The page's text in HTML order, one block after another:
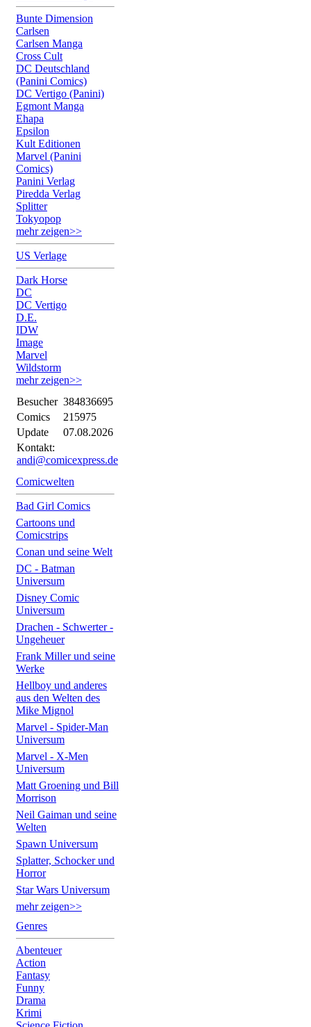
Bunte Dimension
Carlsen
Carlsen Manga
Cross Cult
DC Deutschland
(Panini Comics)
DC Vertigo (Panini)
Egmont Manga
Ehapa
Epsilon
Kult Editionen
Marvel (Panini
Comics)
Panini Verlag
Piredda Verlag
Splitter
Tokyopop
mehr zeigen>>
US Verlage
Dark Horse
DC
DC Vertigo
D.E.
IDW
Image
Marvel
Wildstorm
mehr zeigen>>
Besucher 384836695
Comics
215975
Update
07.08.2026
Kontakt:
andi@comicexpress.de
Comicwelten
Bad Girl Comics
Cartoons und
Comicstrips
Conan und seine Welt
DC - Batman
Universum
Disney Comic
Universum
Drachen - Schwerter -
Ungeheuer
Frank Miller und seine
Werke
Hellboy und anderes
aus den Welten des
Mike Mignol
Marvel - Spider-Man
Universum
Marvel - X-Men
Universum
Matt Groening und Bill
Morrison
Neil Gaiman und seine
Welten
Spawn Universum
Splatter, Schocker und
Horror
Star Wars Universum
mehr zeigen>>
Genres
Abenteuer
Action
Fantasy
Funny
Drama
Krimi